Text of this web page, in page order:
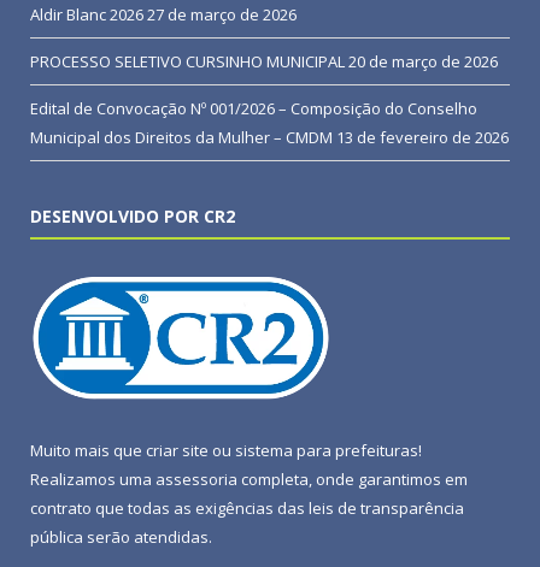
Aldir Blanc 202627 de março de 2026
PROCESSO SELETIVO CURSINHO MUNICIPAL20 de março de 2026
Edital de Convocação Nº 001/2026 – Composição do Conselho
Municipal dos Direitos da Mulher – CMDM 13 de fevereiro de 2026
DESENVOLVIDO POR CR2
Muito mais que criar site ou sistema para prefeituras!
Realizamos uma assessoria completa, onde garantimos em
contrato que todas as exigências das leis de transparência
pública serão atendidas.